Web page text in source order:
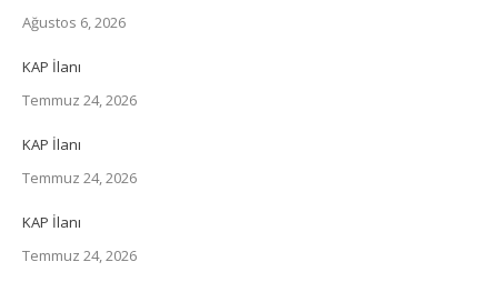
Ağustos 6, 2026
KAP İlanı
Temmuz 24, 2026
KAP İlanı
Temmuz 24, 2026
KAP İlanı
Temmuz 24, 2026